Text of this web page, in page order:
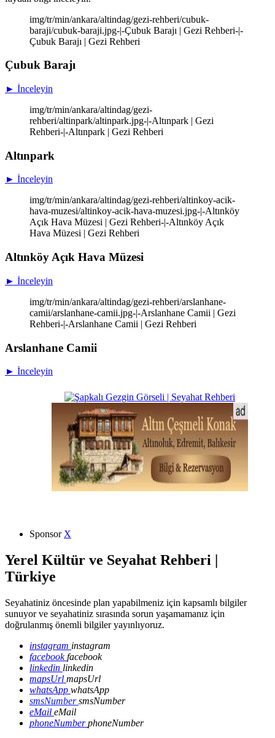
img/tr/min/ankara/altindag/gezi-rehberi/cubuk-
baraji/cubuk-baraji.jpg-|-Çubuk Barajı | Gezi Rehberi-|-
Çubuk Barajı | Gezi Rehberi
Çubuk Barajı
► İnceleyin
img/tr/min/ankara/altindag/gezi-
rehberi/altinpark/altinpark.jpg-|-Altınpark | Gezi
Rehberi-|-Altınpark | Gezi Rehberi
Altınpark
► İnceleyin
img/tr/min/ankara/altindag/gezi-rehberi/altinkoy-acik-
hava-muzesi/altinkoy-acik-hava-muzesi.jpg-|-Altınköy
Açık Hava Müzesi | Gezi Rehberi-|-Altınköy Açık
Hava Müzesi | Gezi Rehberi
Altınköy Açık Hava Müzesi
► İnceleyin
img/tr/min/ankara/altindag/gezi-rehberi/arslanhane-
camii/arslanhane-camii.jpg-|-Arslanhane Camii | Gezi
Rehberi-|-Arslanhane Camii | Gezi Rehberi
Arslanhane Camii
► İnceleyin
Sponsor X
Yerel Kültür ve Seyahat Rehberi |
Türkiye
Seyahatiniz öncesinde plan yapabilmeniz için kapsamlı bilgiler
sunuyor ve seyahatiniz sırasında sorun yaşamamanız için
doğrulanmış önemli bilgiler yayınlıyoruz.
instagram instagram
facebookfacebook
linkedin linkedin
mapsUrl mapsUrl
whatsApp whatsApp
smsNumbersmsNumber
eMail eMail
phoneNumberphoneNumber